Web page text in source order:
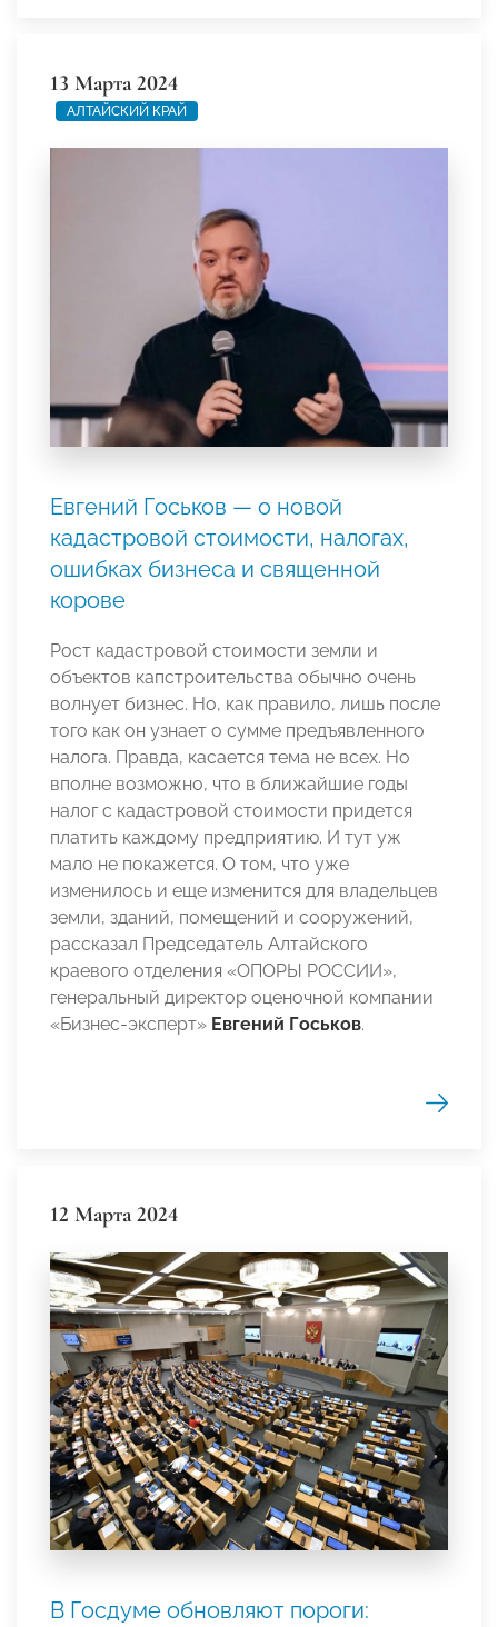
13 Марта 2024
АЛТАЙСКИЙ КРАЙ
Евгений Госьков — о новой
кадастровой стоимости, налогах,
ошибках бизнеса и священной
корове
Рост кадастровой стоимости земли и
объектов капстроительства обычно очень
волнует бизнес. Но, как правило, лишь после
того как он узнает о сумме предъявленного
налога. Правда, касается тема не всех. Но
вполне возможно, что в ближайшие годы
налог с кадастровой стоимости придется
платить каждому предприятию. И тут уж
мало не покажется. О том, что уже
изменилось и еще изменится для владельцев
земли, зданий, помещений и сооружений,
рассказал Председатель Алтайского
краевого отделения «ОПОРЫ РОССИИ»,
генеральный директор оценочной компании
«Бизнес-эксперт» Евгений Госьков.
12 Марта 2024
В Госдуме обновляют пороги: